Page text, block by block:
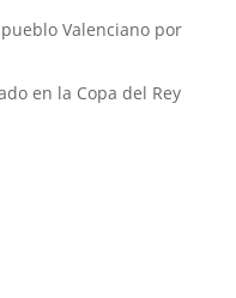
Valenciano por
en la Copa del Rey